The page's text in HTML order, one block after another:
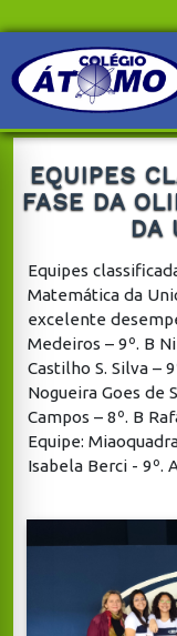
EQUIPES
FASE DA
DA
Equipes
Matemática da
excelente
Medeiros – 9º. B
Castilho S. Silva –
Nogueira Goes de
Campos – 8º. B
Equipe:
Isabela Berci - 9º.